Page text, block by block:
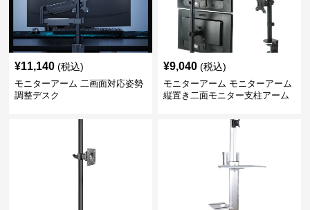
¥11,140 (税込)
モニターアーム 二画面対応姿勢
調整デスク
¥9,040 (税込)
モニターアーム モニターアーム
縦置き二面モニター支柱アーム